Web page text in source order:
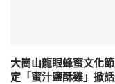
大崗山龍眼蜂蜜文化
定「蜜汁鹽酥雞」掀